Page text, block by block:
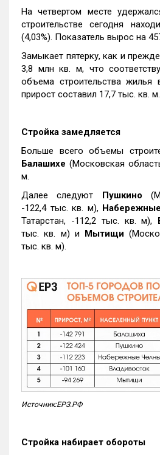
На четвертом месте
строительстве сегодня
(4,03%). Показатель вырос на
Замыкает пятерку, как и
3,8 млн кв. м, что
объема строительства жилья
прирост составил 17,7 тыс. кв. м.
Стройка замедляется
Больше всего объемы
Балашихе (Московская
м.
Далее следуют Пушкино
-122,4 тыс. кв. м),
Татарстан, -112,2 тыс. кв. м),
тыс. кв. м) и Мытищи
тыс. кв. м).
Источник:ЕРЗ.РФ
Стройка набирает обороты